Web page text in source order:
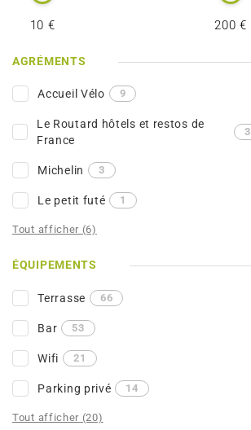
10 € 200 €
AGRÉMENTS
Accueil Vélo 9
Le Routard hôtels et restos de
France
3
Michelin 3
Le petit futé 1
Tout afficher (6)
ÉQUIPEMENTS
Terrasse 66
Bar 53
Wifi 21
Parking privé 14
Tout afficher (20)